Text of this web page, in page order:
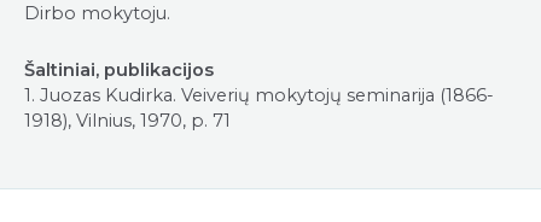
Dirbo mokytoju.
Šaltiniai, publikacijos
1. Juozas Kudirka. Veiverių mokytojų seminarija (1866-
1918), Vilnius, 1970, p. 71